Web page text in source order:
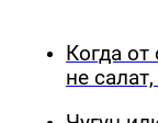
Когда
не